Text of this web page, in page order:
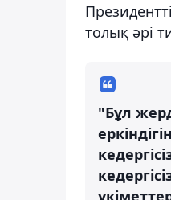
толық әрі
"Бұл